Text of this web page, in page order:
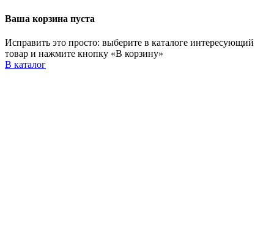
Ваша корзина пуста
Исправить это просто: выберите в каталоге интересующий
товар и нажмите кнопку «В корзину»
В каталог